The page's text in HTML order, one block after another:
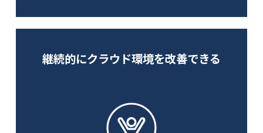
継続的にクラウド環境を改善できる